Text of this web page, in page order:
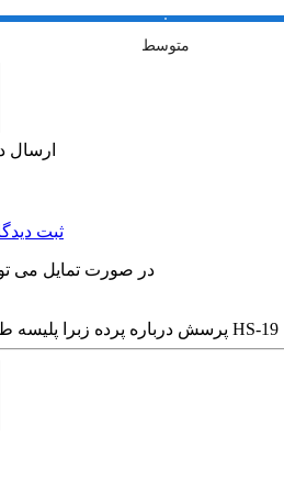
متوسط
ارسال
ثبت
در صورت تمایل می
پرسش درباره پرده زبرا پلیسه طرح گردینت رنگ کالباسی کد HS-19